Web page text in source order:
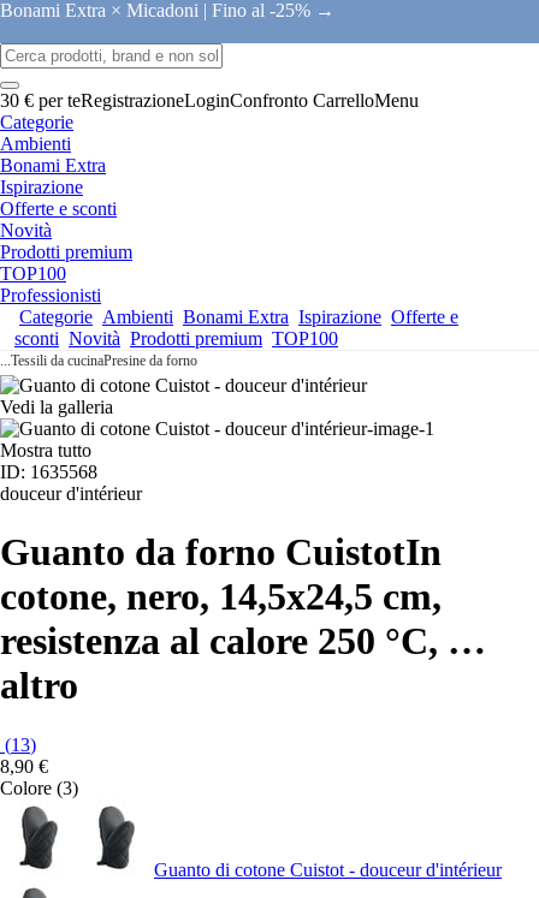
Bonami Extra × Micadoni | Fino al -25% →
30 € per teRegistrazioneLoginConfronto CarrelloMenu
Categorie
Ambienti
Bonami Extra
Ispirazione
Offerte e sconti
Novità
Prodotti premium
TOP100
Professionisti
Categorie Ambienti Bonami Extra Ispirazione Offerte e
sconti Novità Prodotti premium TOP100
...Tessili da cucinaPresine da forno
Vedi la galleria
Mostra tutto
ID: 1635568
douceur d'intérieur
Guanto da forno CuistotIn
cotone, nero, 14,5x24,5 cm,
resistenza al calore 250 °C, …
altro
(13)
8,90 €
Colore (3)
Guanto di cotone Cuistot - douceur d'intérieur